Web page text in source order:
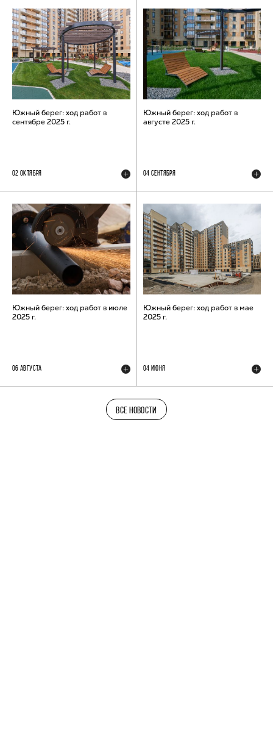
Южный берег: ход работ в
сентябре 2025 г.
02 ОКТЯБРЯ
Южный берег: ход работ в
августе 2025 г.
04 СЕНТЯБРЯ
Южный берег: ход работ в июле
2025 г.
06 АВГУСТА
Южный берег: ход работ в мае
2025 г.
04 ИЮНЯ
ВСЕ НОВОСТИ